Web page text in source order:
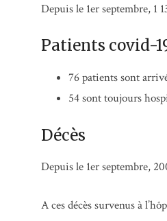
Depuis le 1er septembre, 1
Patients covid-
76 patients sont
54 sont toujours
Décès
Depuis le 1er septembre,
A ces décès survenus à